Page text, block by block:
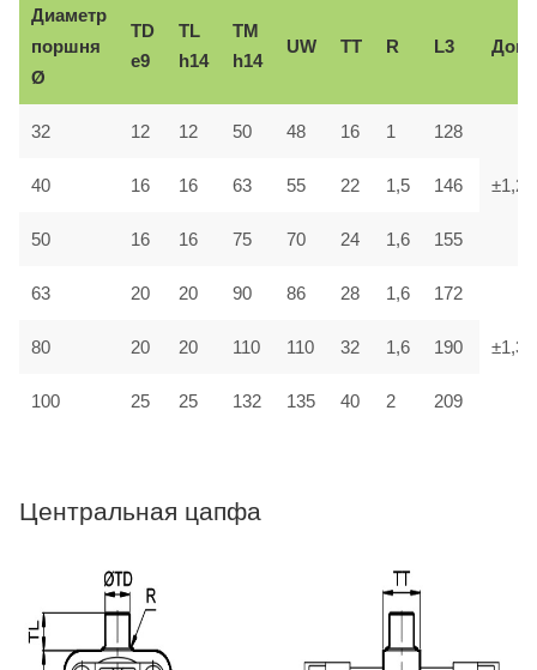
Диаметр
поршня
Ø
TD
e9
TL
h14
TM
h14
UW TT R L3 Доп.
32 12 12 50 48 16 1 128
±1,2
40 16 16 63 55 22 1,5 146
50 16 16 75 70 24 1,6 155
63 20 20 90 86 28 1,6 172
±1,3
80 20 20 110 110 32 1,6 190
100 25 25 132 135 40 2 209
Центральная цапфа